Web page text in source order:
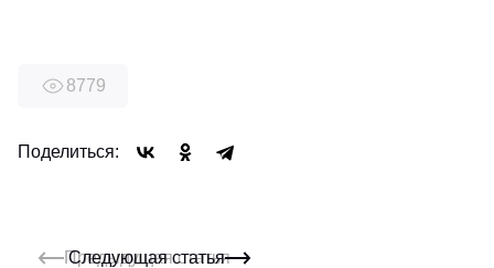
8779
Поделиться:
Предыдущая статья
Следующая статья